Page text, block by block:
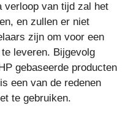
verloop van tijd zal het
en zullen er niet
zijn om voor een
leveren. Bijgevolg
gebaseerde producten
een van de redenen
te gebruiken.